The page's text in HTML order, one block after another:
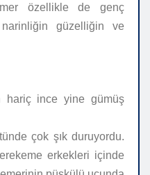
özellikle de genç
güzelliğin ve
hariç ince yine gümüş
çok şık duruyordu.
erkekleri içinde